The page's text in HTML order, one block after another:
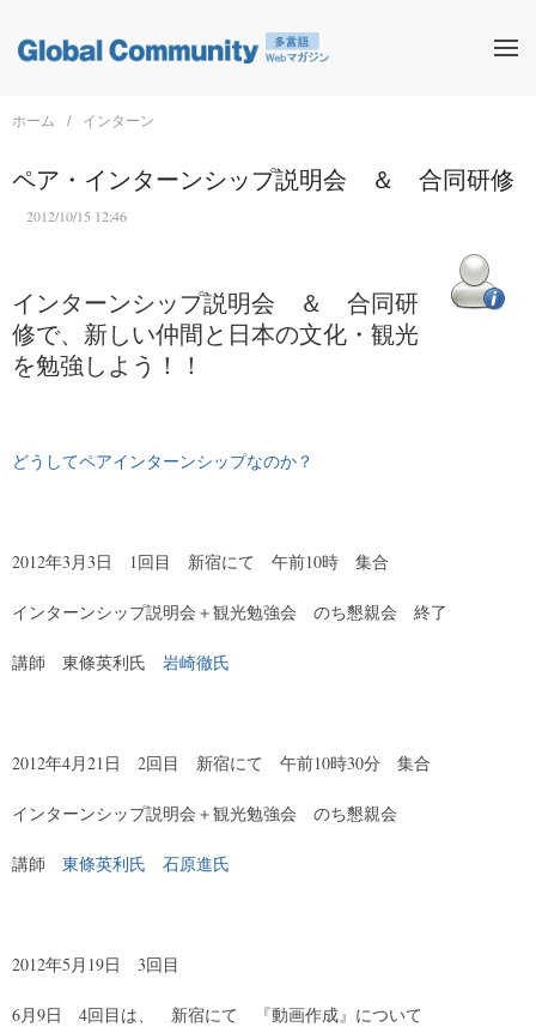
ホーム インターン
ペア・インターンシップ説明会 ＆ 合同研修
2012/10/15 12:46
インターンシップ説明会 ＆ 合同研
修で、新しい仲間と日本の文化・観光
を勉強しよう！！
どうしてペアインターンシップなのか？
2012年3月3日 1回目 新宿にて 午前10時 集合
インターンシップ説明会＋観光勉強会 のち懇親会 終了
講師 東條英利氏 岩崎徹氏
2012年4月21日 2回目 新宿にて 午前10時30分 集合
インターンシップ説明会＋観光勉強会 のち懇親会
講師 東條英利氏 石原進氏
2012年5月19日 3回目
6月9日 4回目は、 新宿にて 『動画作成』について